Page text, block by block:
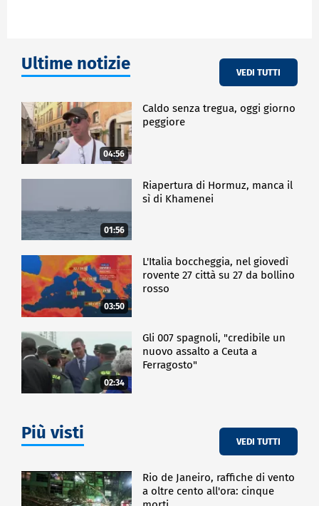
Ultime notizie VEDI TUTTI
04:56
Caldo senza tregua, oggi giorno
peggiore
01:56
Riapertura di Hormuz, manca il
sì di Khamenei
03:50
L'Italia boccheggia, nel giovedì
rovente 27 città su 27 da bollino
rosso
02:34
Gli 007 spagnoli, "credibile un
nuovo assalto a Ceuta a
Ferragosto"
Più visti VEDI TUTTI
Rio de Janeiro, raffiche di vento
a oltre cento all'ora: cinque